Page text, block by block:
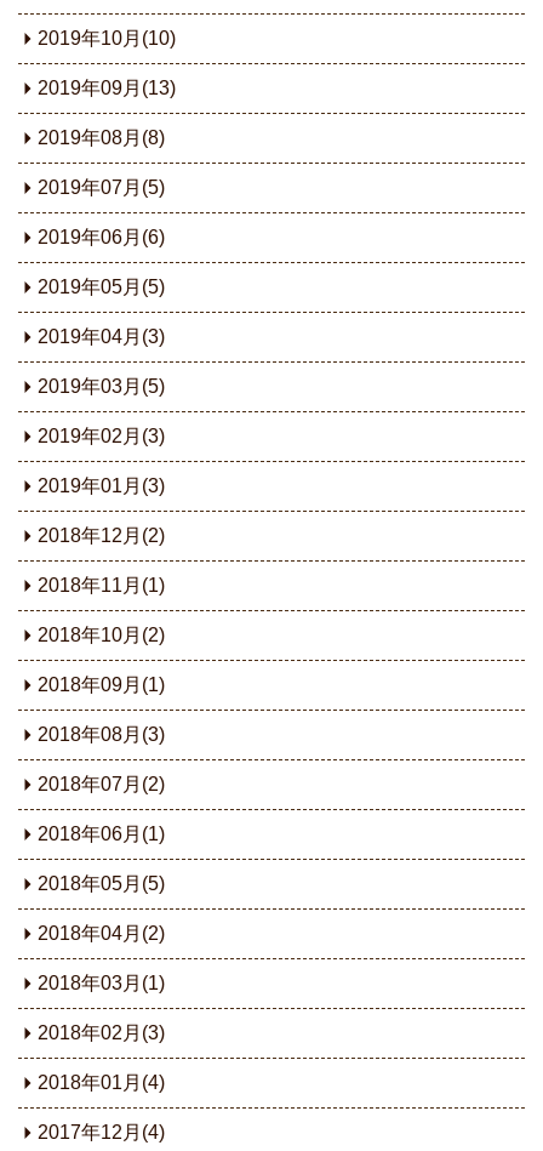
2019年10月(10)
2019年09月(13)
2019年08月(8)
2019年07月(5)
2019年06月(6)
2019年05月(5)
2019年04月(3)
2019年03月(5)
2019年02月(3)
2019年01月(3)
2018年12月(2)
2018年11月(1)
2018年10月(2)
2018年09月(1)
2018年08月(3)
2018年07月(2)
2018年06月(1)
2018年05月(5)
2018年04月(2)
2018年03月(1)
2018年02月(3)
2018年01月(4)
2017年12月(4)